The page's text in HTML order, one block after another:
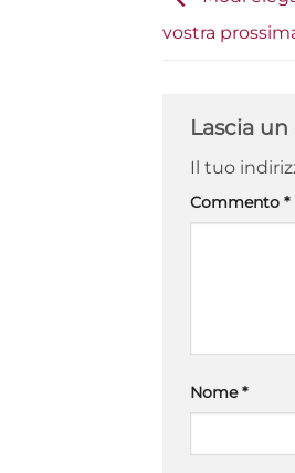
vostra
Lascia
Il tuo
Commento *
Nome*